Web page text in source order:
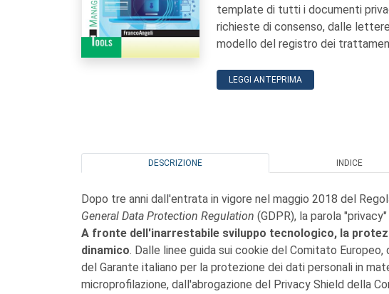
template di tutti i documenti
richieste di consenso, dalle
modello del registro dei
LEGGI ANTEPRIMA
DESCRIZIONE INDICE
Dopo tre anni dall'entrata in vigore nel maggio 2018 del
General Data Protection Regulation (GDPR), la parola
A fronte dell'inarrestabile sviluppo tecnologico, la
dinamico. Dalle linee guida sui cookie del Comitato
del Garante italiano per la protezione dei dati personali in
microprofilazione, dall'abrogazione del Privacy Shield della